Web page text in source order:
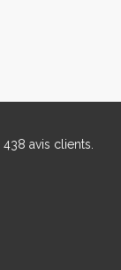
438 avis clients.